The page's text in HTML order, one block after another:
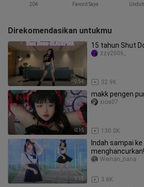
204 Favorit Saya Unduh
Direkomendasikan untukmu
2:54
15 tahun Shut
32.9K
zzy2006_
0:15
makk pengen
130.0K
xioa07
1:15
Indah sampai
ganda impian
3.8K
Weinan_nana